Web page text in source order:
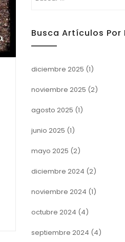
Busca Artículos Por
diciembre 2025 (1)
noviembre 2025 (2)
agosto 2025 (1)
junio 2025 (1)
mayo 2025 (2)
diciembre 2024 (2)
noviembre 2024 (1)
octubre 2024 (4)
septiembre 2024 (4)